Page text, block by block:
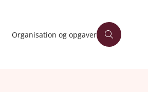
Organisation og opgaver